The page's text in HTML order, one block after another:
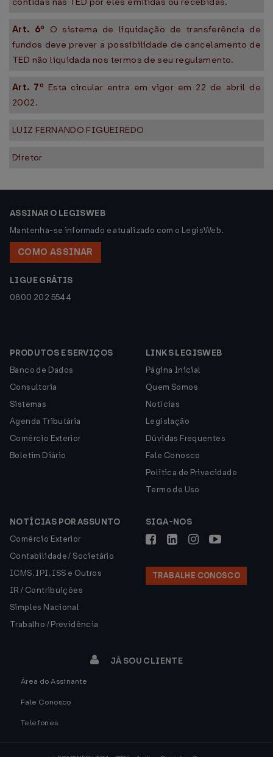
Art. 6º O sistema de liquidação de transferência de
fundos deve prever a possibilidade de cancelamento de
TED não liquidada nos termos de seu regulamento.
Art. 7º Esta circular entra em vigor em 22 de abril de
2002.
LUIZ FERNANDO FIGUEIREDO
Diretor
ASSINAR O LEGISWEB
Mantenha-se informado e atualizado com o LegisWeb.
COMO ASSINAR
LIGUE GRÁTIS
0800 202 5544
PRODUTOS E SERVIÇOS
Banco de Dados
Consultoria
Sistemas
Agenda Tributária
Comércio Exterior
Boletim Diário
LINKS LEGISWEB
Página Inicial
Quem Somos
Notícias
Legislação
Dúvidas Frequentes
Fale Conosco
Política de Privacidade
Termo de Uso
NOTÍCIAS POR ASSUNTO
Comércio Exterior
Contabilidade / Societário
ICMS, IPI, ISS e Outros
IR / Contribuições
Simples Nacional
Trabalho / Previdência
SIGA-NOS
TRABALHE CONOSCO
JÁ SOU CLIENTE
Área do Assinante
Fale Conosco
Telefones